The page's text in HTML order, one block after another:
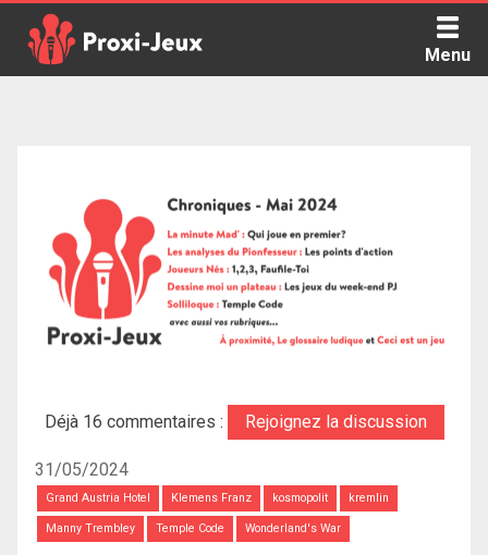
content
Menu
Déjà 16 commentaires : Rejoignez la discussion
31/05/2024
Grand Austria Hotel Klemens Franz kosmopolit kremlin
Manny Trembley Temple Code Wonderland's War